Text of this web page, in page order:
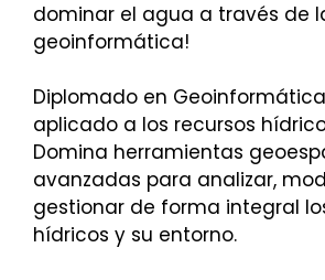
dominar el agua a través de
geoinformática!
Diplomado en
aplicado a los recursos
Domina herramientas
avanzadas para analizar,
gestionar de forma integral
hídricos y su entorno.